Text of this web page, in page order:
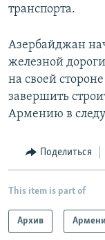
транспорта.
Азербайджан
железной
на своей
завершить
Армению в
Поделиться
This item is part of
Архив